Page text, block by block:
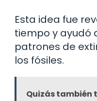
Esta idea fue
tiempo y ayudó
patrones de
los fósiles.
Quizás también